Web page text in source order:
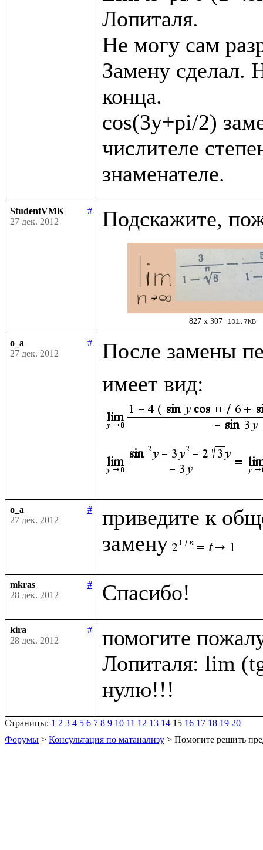
Лопиталя.
Не могу сам
Замену сделал.
конца.
cos(3y+pi/2)
числителе
StudentVMK
#
27 дек. 2012
827 x 307 101.7KB
o_a
#
27 дек. 2012
После замены
имеет вид:
o_a
#
27 дек. 2012
приведите к
замену
mkras
#
28 дек. 2012
kira
#
28 дек. 2012
помогите
Лопиталя: lim
Страницы: 1 2 3 4 5 6 7 8 9 10 11 12 13 14 15 16 17 18 19 20
Форумы > Консультация по матанализу > Помогите решить